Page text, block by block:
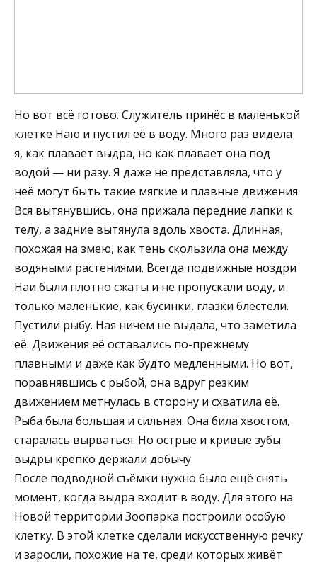
Но вот всё готово. Служитель принёс в маленькой
клетке Наю и пустил её в воду. Много раз видела
я, как плавает выдра, но как плавает она под
водой — ни разу. Я даже не представляла, что у
неё могут быть такие мягкие и плавные движения.
Вся вытянувшись, она прижала передние лапки к
телу, а задние вытянула вдоль хвоста. Длинная,
похожая на змею, как тень скользила она между
водяными растениями. Всегда подвижные ноздри
Наи были плотно сжаты и не пропускали воду, и
только маленькие, как бусинки, глазки блестели.
Пустили рыбу. Ная ничем не выдала, что заметила
её. Движения её оставались по-прежнему
плавными и даже как будто медленными. Но вот,
поравнявшись с рыбой, она вдруг резким
движением метнулась в сторону и схватила её.
Рыба была большая и сильная. Она била хвостом,
старалась вырваться. Но острые и кривые зубы
выдры крепко держали добычу.
После подводной съёмки нужно было ещё снять
момент, когда выдра входит в воду. Для этого на
Новой территории Зоопарка построили особую
клетку. В этой клетке сделали искусственную речку
и заросли, похожие на те, среди которых живёт